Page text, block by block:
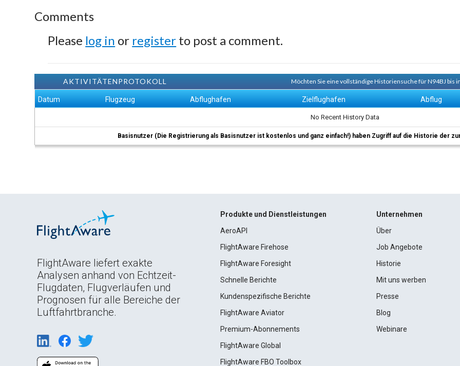
Comments
Please log in or register to post a comment.
AKTIVITÄTENPROTOKOLL Möchten Sie eine vollständige Historiensuche für N94BJ bis
Datum Flugzeug Abflughafen Zielflughafen Abflug
No Recent History Data
Basisnutzer (Die Registrierung als Basisnutzer ist kostenlos und ganz einfach!) haben Zugriff auf die Historie der
FlightAware liefert exakte
Analysen anhand von Echtzeit-
Flugdaten, Flugverläufen und
Prognosen für alle Bereiche der
Luftfahrtbranche.
Produkte und Dienstleistungen
AeroAPI
FlightAware Firehose
FlightAware Foresight
Schnelle Berichte
Kundenspezifische Berichte
FlightAware Aviator
Premium-Abonnements
FlightAware Global
FlightAware FBO Toolbox
Unternehmen
Über
Job Angebote
Historie
Mit uns werben
Presse
Blog
Webinare